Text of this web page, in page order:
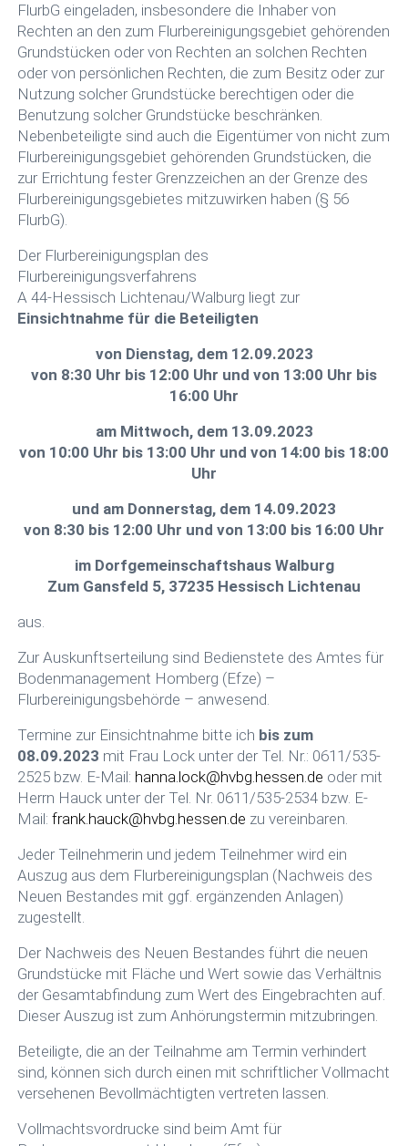
FlurbG eingeladen, insbesondere die Inhaber von
Rechten an den zum Flurbereinigungsgebiet gehörenden
Grundstücken oder von Rechten an solchen Rechten
oder von persönlichen Rechten, die zum Besitz oder zur
Nutzung solcher Grundstücke berechtigen oder die
Benutzung solcher Grundstücke beschränken.
Nebenbeteiligte sind auch die Eigentümer von nicht zum
Flurbereinigungsgebiet gehörenden Grundstücken, die
zur Errichtung fester Grenzzeichen an der Grenze des
Flurbereinigungsgebietes mitzuwirken haben (§ 56
FlurbG).
Der Flurbereinigungsplan des
Flurbereinigungsverfahrens
A 44-Hessisch Lichtenau/Walburg liegt zur
Einsichtnahme für die Beteiligten
von Dienstag, dem 12.09.2023
von 8:30 Uhr bis 12:00 Uhr und von 13:00 Uhr bis
16:00 Uhr
am Mittwoch, dem 13.09.2023
von 10:00 Uhr bis 13:00 Uhr und von 14:00 bis 18:00
Uhr
und am Donnerstag, dem 14.09.2023
von 8:30 bis 12:00 Uhr und von 13:00 bis 16:00 Uhr
im Dorfgemeinschaftshaus Walburg
Zum Gansfeld 5, 37235 Hessisch Lichtenau
aus.
Zur Auskunftserteilung sind Bedienstete des Amtes für
Bodenmanagement Homberg (Efze) –
Flurbereinigungsbehörde – anwesend.
Termine zur Einsichtnahme bitte ich bis zum
08.09.2023 mit Frau Lock unter der Tel. Nr.: 0611/535-
2525 bzw. E-Mail: hanna.lock@hvbg.hessen.de oder mit
Herrn Hauck unter der Tel. Nr. 0611/535-2534 bzw. E-
Mail:frank.hauck@hvbg.hessen.de zu vereinbaren.
Jeder Teilnehmerin und jedem Teilnehmer wird ein
Auszug aus dem Flurbereinigungsplan (Nachweis des
Neuen Bestandes mit ggf. ergänzenden Anlagen)
zugestellt.
Der Nachweis des Neuen Bestandes führt die neuen
Grundstücke mit Fläche und Wert sowie das Verhältnis
der Gesamtabfindung zum Wert des Eingebrachten auf.
Dieser Auszug ist zum Anhörungstermin mitzubringen.
Beteiligte, die an der Teilnahme am Termin verhindert
sind, können sich durch einen mit schriftlicher Vollmacht
versehenen Bevollmächtigten vertreten lassen.
Vollmachtsvordrucke sind beim Amt für